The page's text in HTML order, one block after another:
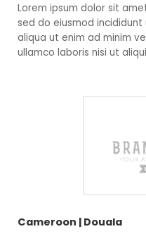
Lorem ipsum dolor sit
sed do eiusmod
aliqua ut enim ad minim
ullamco laboris nisi ut
Cameroon | Douala